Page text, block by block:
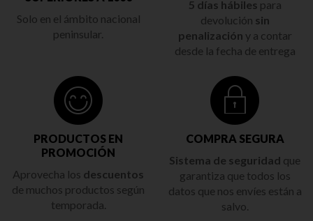
Solo en el ámbito nacional
peninsular.
5 días hábiles para
devolución sin
penalización y a contar
desde la fecha de entrega
PRODUCTOS EN
PROMOCIÓN
Aprovecha los descuentos
de muchos productos según
temporada.
COMPRA SEGURA
Sistema de seguridad que
garantiza que todos los
datos que nos envíes están a
salvo.